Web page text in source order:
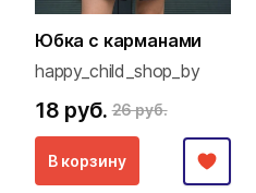
Юбка с карманами
happy_child_shop_by
18 руб. 26 руб.
В корзину